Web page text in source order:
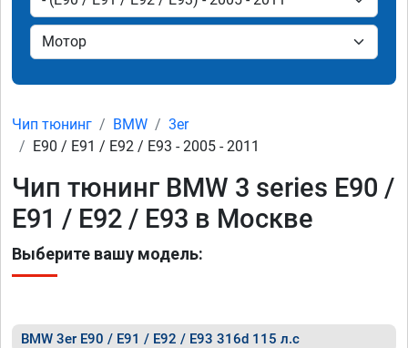
Чип тюнинг BMW
3er
E90 / E91 / E92 / E93 - 2005 - 2011
Чип тюнинг BMW 3 series E90 /
E91 / E92 / E93 в Москве
Выберите вашу модель:
BMW 3er E90 / E91 / E92 / E93 316d 115 л.с